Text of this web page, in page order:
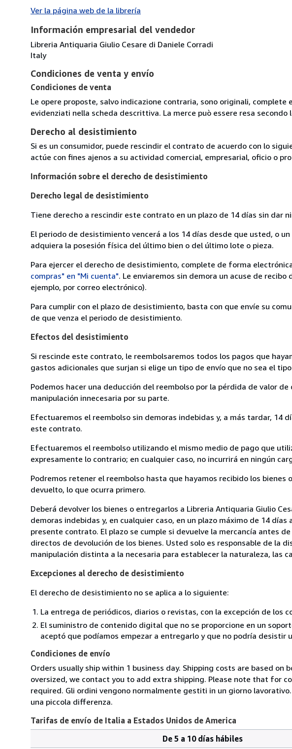
Ver la página web de la librería
Información empresarial del vendedor
Libreria Antiquaria Giulio Cesare di Daniele Corradi
Italy
Condiciones de venta y envío
Condiciones de venta
Le opere proposte, salvo indicazione contraria, sono originali,
evidenziati nella scheda descrittiva. La merce può essere resa
Derecho al desistimiento
Si es un consumidor, puede rescindir el contrato de acuerdo con lo
actúe con fines ajenos a su actividad comercial, empresarial, oficio o
Información sobre el derecho de desistimiento
Derecho legal de desistimiento
Tiene derecho a rescindir este contrato en un plazo de 14 días sin dar
El periodo de desistimiento vencerá a los 14 días desde que usted, o
adquiera la posesión física del último bien o del último lote o pieza.
Para ejercer el derecho de desistimiento, complete de forma
compras" en "Mi cuenta". Le enviaremos sin demora un acuse de
ejemplo, por correo electrónico).
Para cumplir con el plazo de desistimiento, basta con que envíe su
de que venza el periodo de desistimiento.
Efectos del desistimiento
Si rescinde este contrato, le reembolsaremos todos los pagos que
gastos adicionales que surjan si elige un tipo de envío que no sea el
Podemos hacer una deducción del reembolso por la pérdida de valor
manipulación innecesaria por su parte.
Efectuaremos el reembolso sin demoras indebidas y, a más tardar, 14
este contrato.
Efectuaremos el reembolso utilizando el mismo medio de pago que
expresamente lo contrario; en cualquier caso, no incurrirá en ningún
Podremos retener el reembolso hasta que hayamos recibido los
devuelto, lo que ocurra primero.
Deberá devolver los bienes o entregarlos a Libreria Antiquaria Giulio
demoras indebidas y, en cualquier caso, en un plazo máximo de 14
presente contrato. El plazo se cumple si devuelve la mercancía antes
directos de devolución de los bienes. Usted solo es responsable de la
manipulación distinta a la necesaria para establecer la naturaleza, las
Excepciones al derecho de desistimiento
El derecho de desistimiento no se aplica a lo siguiente:
La entrega de periódicos, diarios o revistas, con la excepción de los
El suministro de contenido digital que no se proporcione en un
aceptó que podíamos empezar a entregarlo y que no podría desistir
Condiciones de envío
Orders usually ship within 1 business day. Shipping costs are based
oversized, we contact you to add extra shipping. Please note that for
required. Gli ordini vengono normalmente gestiti in un giorno
una piccola differenza.
Tarifas de envío de Italia a Estados Unidos de America
De 5 a 10 días hábiles